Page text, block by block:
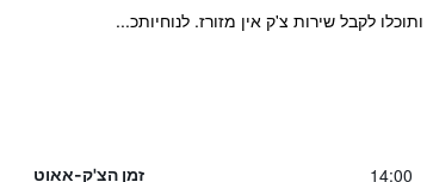
14:00 זמן הצ'ק-אאוט